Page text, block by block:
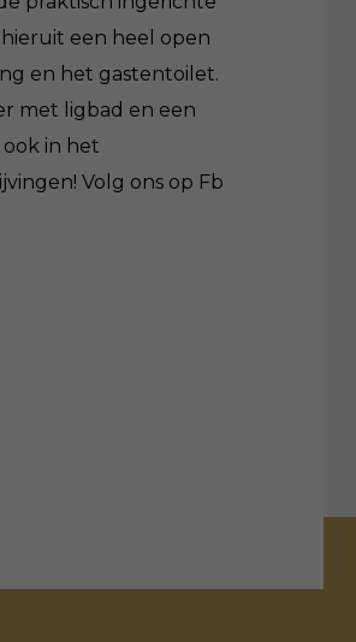
een heel open
en het gastentoilet.
met ligbad en een
in het
Volg ons op Fb